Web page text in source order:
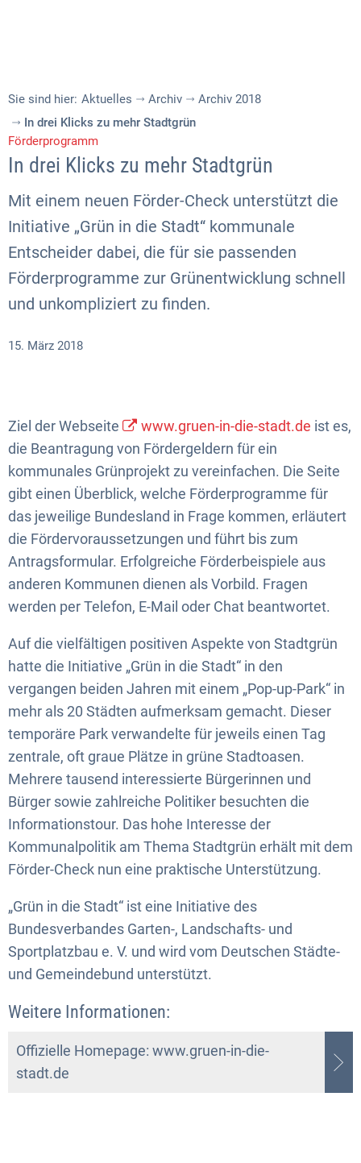
Sie sind hier: Aktuelles Archiv
Archiv 2018
In drei Klicks zu mehr Stadtgrün
Förderprogramm
In drei Klicks zu mehr Stadtgrün
Mit einem neuen Förder-Check unterstützt die
Initiative „Grün in die Stadt“ kommunale
Entscheider dabei, die für sie passenden
Förderprogramme zur Grünentwicklung schnell
und unkompliziert zu finden.
15. März 2018
Ziel der Webseite www.gruen-in-die-stadt.de ist es,
die Beantragung von Fördergeldern für ein
kommunales Grünprojekt zu vereinfachen. Die Seite
gibt einen Überblick, welche Förderprogramme für
das jeweilige Bundesland in Frage kommen, erläutert
die Fördervoraussetzungen und führt bis zum
Antragsformular. Erfolgreiche Förderbeispiele aus
anderen Kommunen dienen als Vorbild. Fragen
werden per Telefon, E-Mail oder Chat beantwortet.
Auf die vielfältigen positiven Aspekte von Stadtgrün
hatte die Initiative „Grün in die Stadt“ in den
vergangen beiden Jahren mit einem „Pop-up-Park“ in
mehr als 20 Städten aufmerksam gemacht. Dieser
temporäre Park verwandelte für jeweils einen Tag
zentrale, oft graue Plätze in grüne Stadtoasen.
Mehrere tausend interessierte Bürgerinnen und
Bürger sowie zahlreiche Politiker besuchten die
Informationstour. Das hohe Interesse der
Kommunalpolitik am Thema Stadtgrün erhält mit dem
Förder-Check nun eine praktische Unterstützung.
„Grün in die Stadt“ ist eine Initiative des
Bundesverbandes Garten-, Landschafts- und
Sportplatzbau e. V. und wird vom Deutschen Städte-
und Gemeindebund unterstützt.
Weitere Informationen:
Offizielle Homepage: www.gruen-in-die-
stadt.de